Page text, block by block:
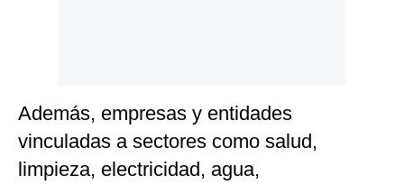
Además, empresas y entidades
vinculadas a sectores como salud,
limpieza, electricidad, agua,